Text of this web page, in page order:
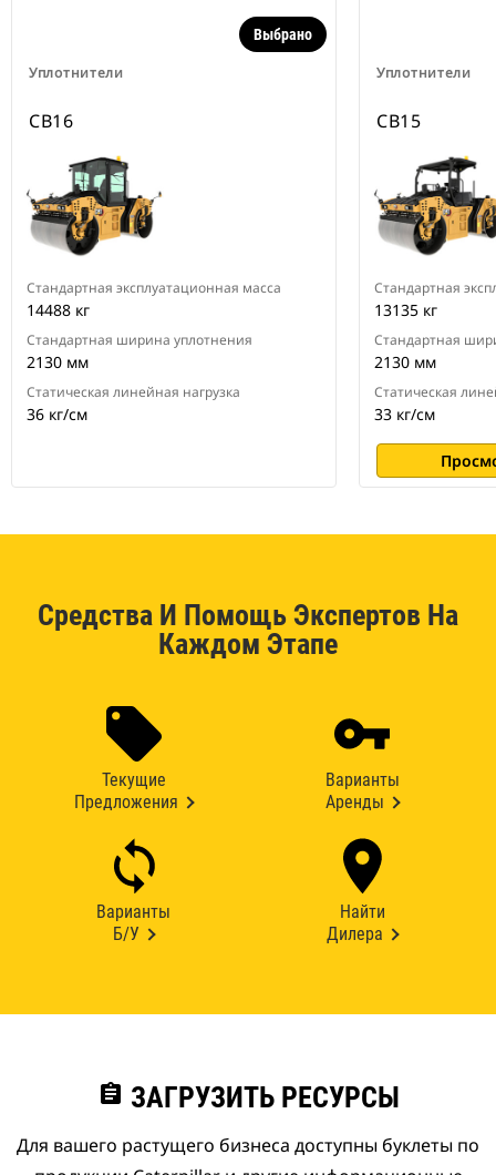
Уплотнители
Выбрано
CB16
Стандартная эксплуатационная масса
14488 кг
Стандартная ширина уплотнения
2130 мм
Статическая линейная нагрузка
36 кг/см
Уплотнители
CB15
Стандартная
13135 кг
Стандартная
2130 мм
Статическая
33 кг/см
Средства И Помощь Экспертов На
Каждом Этапе
Текущие
Предложения
Варианты
Аренды
Варианты
Б/У
Найти
Дилера
assignment ЗАГРУЗИТЬ РЕСУРСЫ
Для вашего растущего бизнеса доступны буклеты по